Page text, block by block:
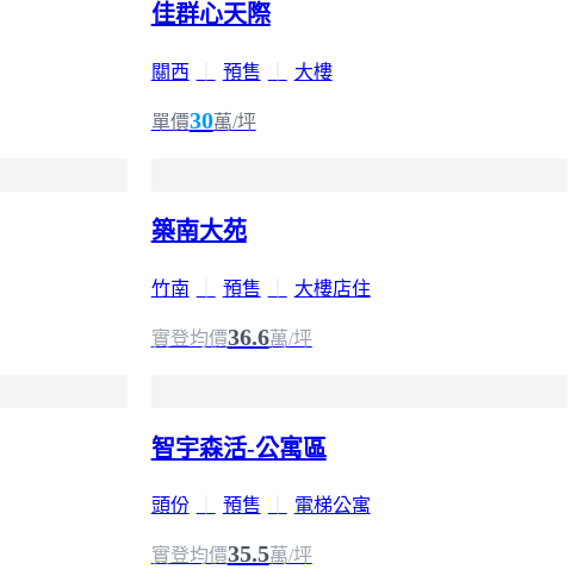
佳群心天際
關西 預售 大樓
單價30萬/坪
築南大苑
竹南 預售 大樓店住
實登均價36.6萬/坪
智宇森活-公寓區
頭份 預售 電梯公寓
實登均價35.5萬/坪